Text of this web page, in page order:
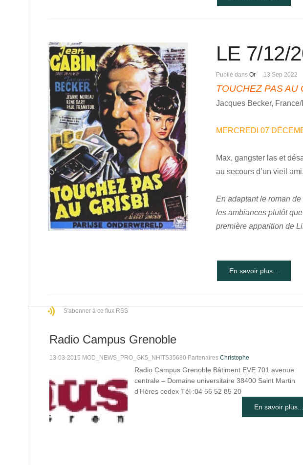
LE 7/12/
Publié dans Or 13 Sep 2022
TOUCHEZ PAS AU
Jacques Becker,
MERCREDI 07
Max, gangster las et
au secours d’un vieil ami.
En adaptant le roman
les ambiances plutôt
première apparition de
En savoir plus...
S'abonner à ce flux RSS
Radio Campus Grenoble
13-03-2015 MOD_NEWS_PRO_GK5_NHITS35680 Partenaires Christophe
Radio Campus Grenoble Bâtiment EVE 701 avenue
centrale – Domaine universitaire 38400 Saint Martin
d’Hères cedex Tél :04 56 52 85 20
En savoir plus...